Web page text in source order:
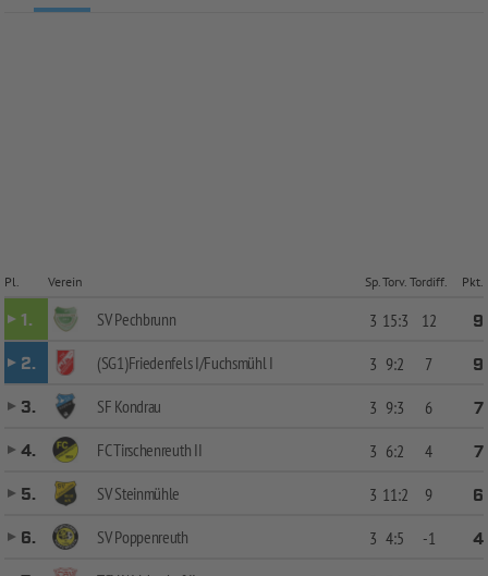
Pl. Verein Sp. Torv. Tordiff. Pkt.
1. SV Pechbrunn 3 15:3 12
9
2.
(SG1)Friedenfels I/Fuchsmühl I 3 9:2 7
9
3.
SF Kondrau 3 9:3 6
7
4.
FC Tirschenreuth II 3 6:2 4
7
5.
SV Steinmühle 3 11:2 9
6
6.
SV Poppenreuth 3 4:5 -1
4